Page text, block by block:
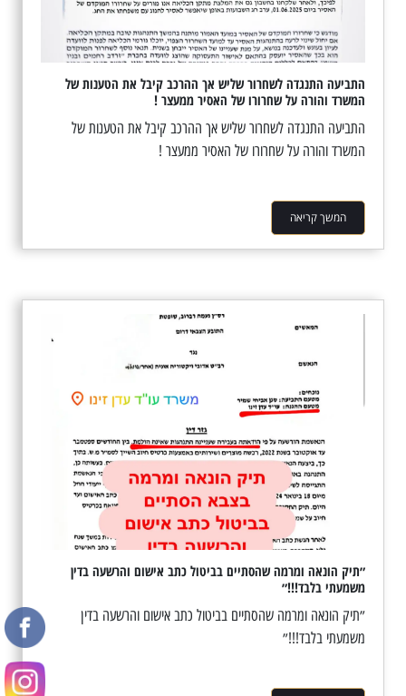
התביעה התנגדה לשחרור שליש אך ההרכב קיבל את הטענות של
המשרד והורה על שחרורו של האסיר ממעצר !
התביעה התנגדה לשחרור שליש אך ההרכב קיבל את הטענות של
המשרד והורה על שחרורו של האסיר ממעצר !
המשך קריאה
״תיק הונאה ומרמה שהסתיים בביטול כתב אישום והרשעה בדין
משמעתי בלבד!!!״
״תיק הונאה ומרמה שהסתיים בביטול כתב אישום והרשעה בדין
משמעתי בלבד!!!״